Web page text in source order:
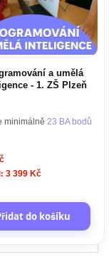
a umělá
- 1. ZŠ Plzeň
minimálně 23 BA bodů
3 399 Kč
do košíku